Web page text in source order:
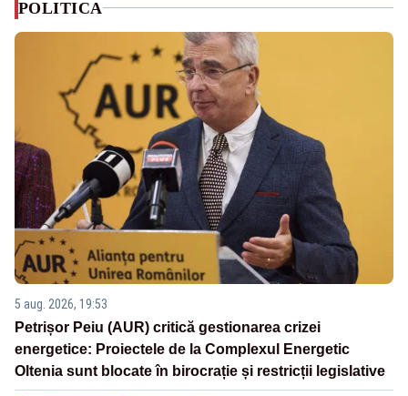
POLITICA
5 aug. 2026, 19:53
Petrișor Peiu (AUR) critică gestionarea crizei
energetice: Proiectele de la Complexul Energetic
Oltenia sunt blocate în birocrație și restricții legislative